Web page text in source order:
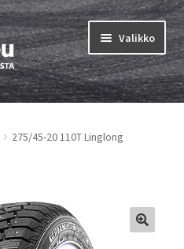
Valikko
275/45-20 110T Linglong